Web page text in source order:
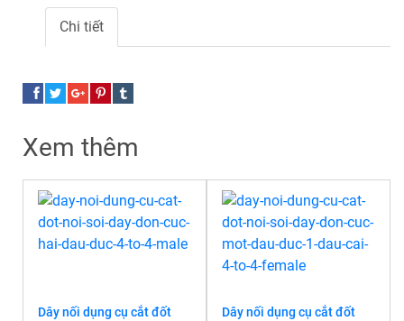
Chi tiết
Xem thêm
Dây nối dụng cụ cắt đốt
Dây nối dụng cụ cắt đốt